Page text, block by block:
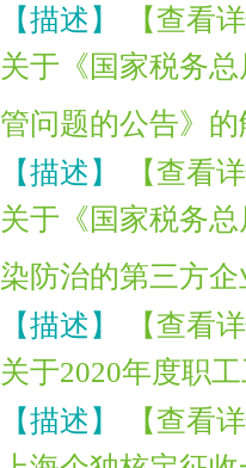
【描述】
【查看
关于《国家税务
管问题的公告》的
【描述】
【查看
关于《国家税务
染防治的第三方
【描述】
【查看
关于2020年度职
【描述】
【查看